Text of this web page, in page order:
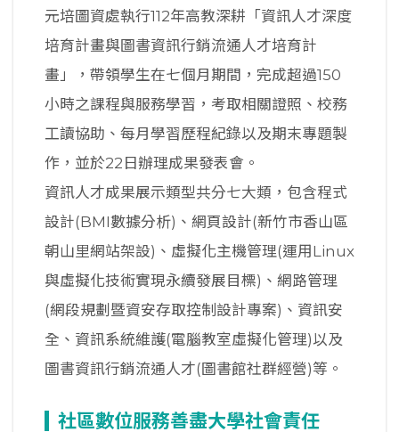
元培圖資處執行112年高教深耕「資訊人才深度
培育計畫與圖書資訊行銷流通人才培育計
畫」，帶領學生在七個月期間，完成超過150
小時之課程與服務學習，考取相關證照、校務
工讀協助、每月學習歷程紀錄以及期末專題製
作，並於22日辦理成果發表會。
資訊人才成果展示類型共分七大類，包含程式
設計(BMI數據分析)、網頁設計(新竹市香山區
朝山里網站架設)、虛擬化主機管理(運用Linux
與虛擬化技術實現永續發展目標)、網路管理
(網段規劃暨資安存取控制設計專案)、資訊安
全、資訊系統維護(電腦教室虛擬化管理)以及
圖書資訊行銷流通人才(圖書館社群經營)等。
社區數位服務善盡大學社會責任